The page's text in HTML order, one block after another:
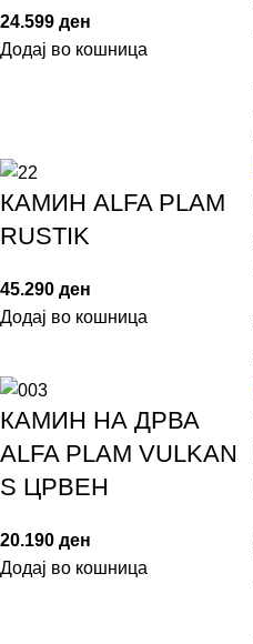
24.599 ден
Додај во кошница
КАМИН ALFA PLAM
RUSTIK
45.290 ден
Додај во кошница
КАМИН НА ДРВА
ALFA PLAM VULKAN
S ЦРВЕН
20.190 ден
Додај во кошница